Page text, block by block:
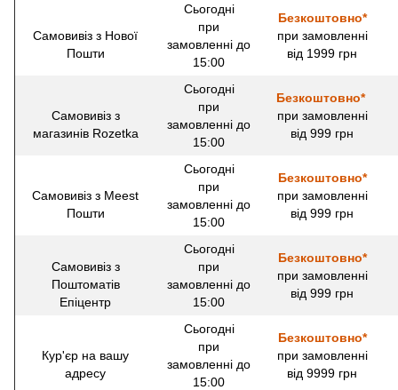
Самовивіз з Нової
Пошти
Сьогодні
при
замовленні до
15:00
Безкоштовно*
при замовленні
від 1999 грн
Самовивіз з
магазинів Rozetka
Сьогодні
при
замовленні до
15:00
Безкоштовно*
при замовленні
від 999 грн
Самовивіз з Meest
Пошти
Сьогодні
при
замовленні до
15:00
Безкоштовно*
при замовленні
від 999 грн
Самовивіз з
Поштоматів
Епіцентр
Сьогодні
при
замовленні до
15:00
Безкоштовно*
при замовленні
від 999 грн
Кур'єр на вашу
адресу
Сьогодні
при
замовленні до
15:00
Безкоштовно*
при замовленні
від 9999 грн